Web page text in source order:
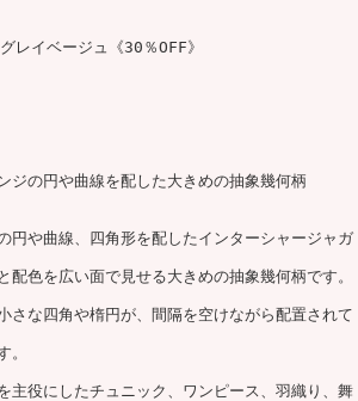
レイベージュ《30％OFF》
ジの円や曲線を配した大きめの抽象幾何柄
円や曲線、四角形を配したインターシャージャガ
色を広い面で見せる大きめの抽象幾何柄です。
さな四角や楕円が、間隔を空けながら配置されて
。
主役にしたチュニック、ワンピース、羽織り、舞